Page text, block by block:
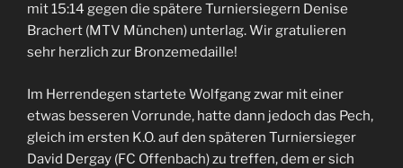
mit 15:14 gegen die spätere Turniersiegern Denise
Brachert (MTV München) unterlag. Wir gratulieren
sehr herzlich zur Bronzemedaille!
Im Herrendegen startete Wolfgang zwar mit einer
etwas besseren Vorrunde, hatte dann jedoch das Pech,
gleich im ersten K.O. auf den späteren Turniersieger
David Dergay (FC Offenbach) zu treffen, dem er sich